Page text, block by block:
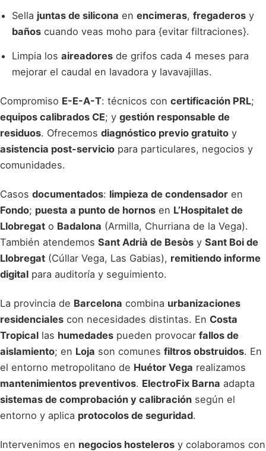
Sella juntas de silicona en encimeras, fregaderos y
baños cuando veas moho para {evitar filtraciones}.
Limpia los aireadores de grifos cada 4 meses para
mejorar el caudal en lavadora y lavavajillas.
Compromiso E-E-A-T: técnicos con certificación PRL;
equipos calibrados CE; y gestión responsable de
residuos. Ofrecemos diagnóstico previo gratuito y
asistencia post-servicio para particulares, negocios y
comunidades.
Casos documentados: limpieza de condensador en
Fondo; puesta a punto de hornos en L’Hospitalet de
Llobregat o Badalona (Armilla, Churriana de la Vega).
También atendemos Sant Adrià de Besòs y Sant Boi de
Llobregat (Cúllar Vega, Las Gabias), remitiendo informe
digital para auditoría y seguimiento.
La provincia de Barcelona combina urbanizaciones
residenciales con necesidades distintas. En Costa
Tropical las humedades pueden provocar fallos de
aislamiento; en Loja son comunes filtros obstruidos. En
el entorno metropolitano de Huétor Vega realizamos
mantenimientos preventivos. ElectroFix Barna adapta
sistemas de comprobación y calibración según el
entorno y aplica protocolos de seguridad.
Intervenimos en negocios hosteleros y colaboramos con